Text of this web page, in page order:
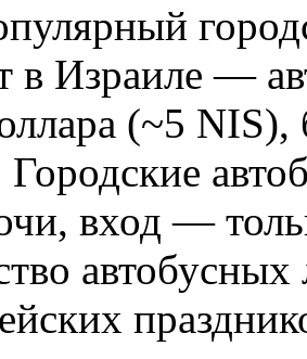
в Израиле —
(~5 NIS),
Городские
вход —
автобусных